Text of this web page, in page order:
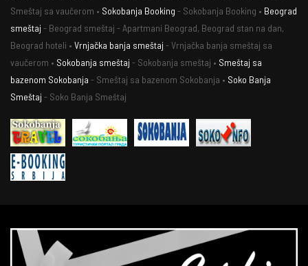
Smeštaj sa vaučerom • Sokobanja Booking - Sokobanja Booking • Beograd
smeštaj - Beograd smeštaj - Apartmani Beograd, Beograd stan na dan,
Beograd hoteli • Vrnjačka banja smeštaj - Vrnjačka banja smeštaj sa
vaučerom • Sokobanja smeštaj - Sokobanja smeštaj • Smeštaj sa
bazenom Sokobanja - Smeštaj sa bazenom Sokobanja • Soko Banja
Smeštaj - Soko Banja Smeštaj